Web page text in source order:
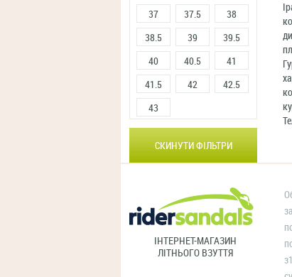
37
37.5
38
38.5
39
39.5
40
40.5
41
41.5
42
42.5
43
СКИНУТИ ФІЛЬТРИ
ІНТЕРНЕТ-МАГАЗИН
ЛІТНЬОГО ВЗУТТЯ